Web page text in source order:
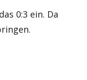
0:3 ein. Da